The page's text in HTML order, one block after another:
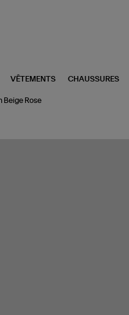
VÊTEMENTS CHAUSSURES
Beige Rose